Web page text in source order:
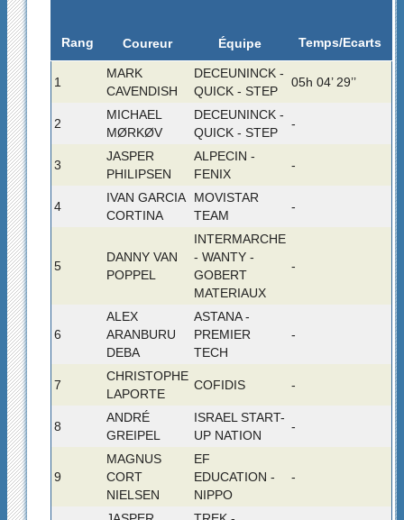
Rang Coureur Équipe Temps/Ecarts
1
MARK
CAVENDISH
DECEUNINCK -
QUICK - STEP
05h 04’ 29’’
2
MICHAEL
MØRKØV
DECEUNINCK -
QUICK - STEP
-
3
JASPER
PHILIPSEN
ALPECIN -
FENIX
-
4
IVAN GARCIA
CORTINA
MOVISTAR
TEAM
-
5
DANNY VAN
POPPEL
INTERMARCHE
- WANTY -
GOBERT
MATERIAUX
-
6
ALEX
ARANBURU
DEBA
ASTANA -
PREMIER
TECH
-
7
CHRISTOPHE
LAPORTE
COFIDIS -
8
ANDRÉ
GREIPEL
ISRAEL START-
UP NATION
-
9
MAGNUS
CORT
NIELSEN
EF
EDUCATION -
NIPPO
-